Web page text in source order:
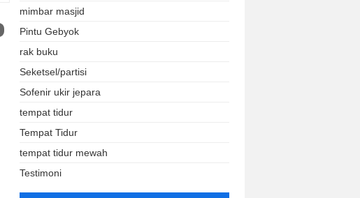
mimbar masjid
Pintu Gebyok
rak buku
Seketsel/partisi
Sofenir ukir jepara
tempat tidur
Tempat Tidur
tempat tidur mewah
Testimoni